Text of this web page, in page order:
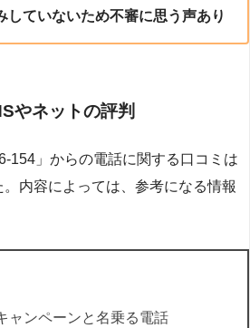
していないため不審に思う声あり
やネットの評判
154」からの電話に関する口コミは
内容によっては、参考になる情報
ャンペーンと名乗る電話